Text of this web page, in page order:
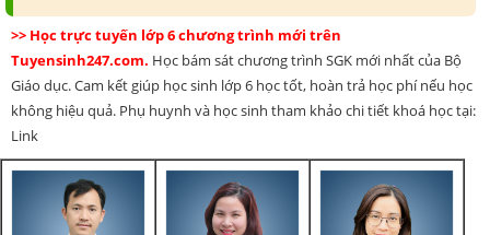
>> Học trực tuyến lớp 6 chương trình mới trên
Tuyensinh247.com. Học bám sát chương trình SGK mới nhất của Bộ
Giáo dục. Cam kết giúp học sinh lớp 6 học tốt, hoàn trả học phí nếu học
không hiệu quả. Phụ huynh và học sinh tham khảo chi tiết khoá học tại:
Link